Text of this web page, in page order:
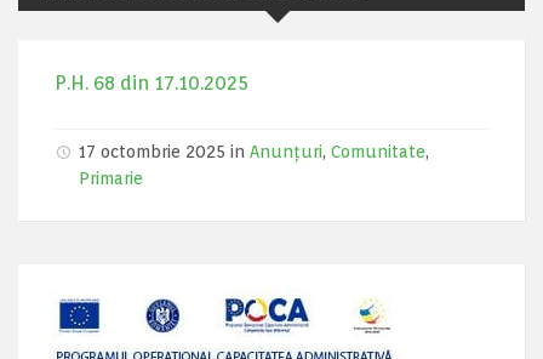
P.H. 68 din 17.10.2025
17 octombrie 2025 in Anunțuri, Comunitate,
Primarie